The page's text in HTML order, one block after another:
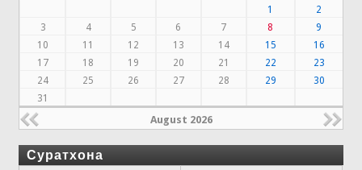
1
2
3
4 5 6 7 8
9
10
11 12 13 14 15
16
17
18 19 20 21 22
23
24
25 26 27 28 29
30
31
August 2026
Суратхона